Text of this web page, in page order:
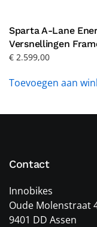
Sparta A-Lane
Versnellingen
€ 2.599,00
Toevoegen aan
Contact
Innobikes
Oude Molenstraat
9401 DD Assen